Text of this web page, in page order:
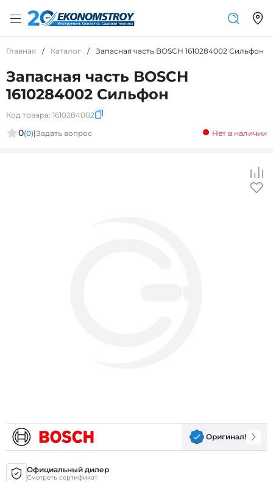
Главная / Каталог / Запасная часть BOSCH 1610284002 Сильфон
Запасная часть BOSCH
1610284002 Сильфон
Код товара: 1610284002
0(0)|Задать вопрос Нет в наличии
Оригинал!
Официальный дилер
Смотреть сертификат